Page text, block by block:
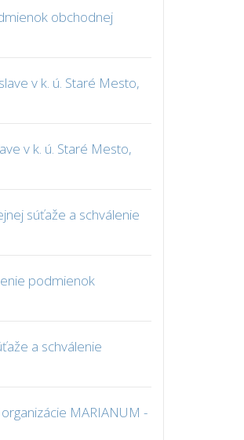
obchodnej
v k. ú. Staré Mesto,
v k. ú. Staré Mesto,
súťaže a schválenie
podmienok
a schválenie
MARIANUM -